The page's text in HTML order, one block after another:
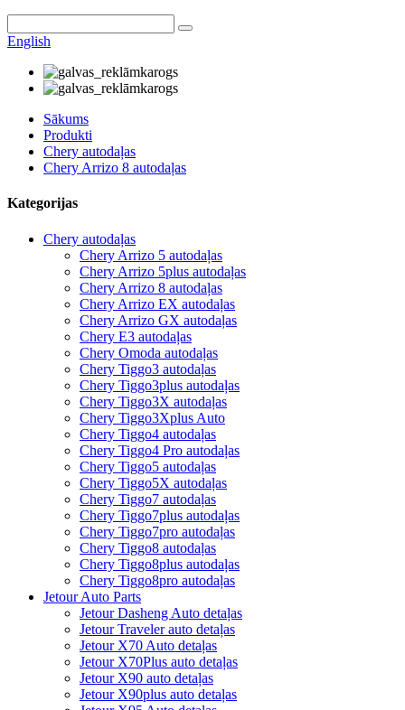
English
Sākums
Produkti
Chery autodaļas
Chery Arrizo 8 autodaļas
Kategorijas
Chery autodaļas
Chery Arrizo 5 autodaļas
Chery Arrizo 5plus autodaļas
Chery Arrizo 8 autodaļas
Chery Arrizo EX autodaļas
Chery Arrizo GX autodaļas
Chery E3 autodaļas
Chery Omoda autodaļas
Chery Tiggo3 autodaļas
Chery Tiggo3plus autodaļas
Chery Tiggo3X autodaļas
Chery Tiggo3Xplus Auto
Chery Tiggo4 autodaļas
Chery Tiggo4 Pro autodaļas
Chery Tiggo5 autodaļas
Chery Tiggo5X autodaļas
Chery Tiggo7 autodaļas
Chery Tiggo7plus autodaļas
Chery Tiggo7pro autodaļas
Chery Tiggo8 autodaļas
Chery Tiggo8plus autodaļas
Chery Tiggo8pro autodaļas
Jetour Auto Parts
Jetour Dasheng Auto detaļas
Jetour Traveler auto detaļas
Jetour X70 Auto detaļas
Jetour X70Plus auto detaļas
Jetour X90 auto detaļas
Jetour X90plus auto detaļas